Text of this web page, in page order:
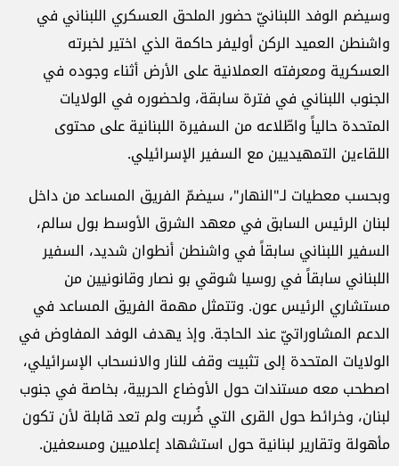
وسيضم الوفد اللبنانيّ حضور الملحق العسكري اللبناني في
واشنطن العميد الركن أوليفر حاكمة الذي اختير لخبرته
العسكرية ومعرفته العملانية على الأرض أثناء وجوده في
الجنوب اللبناني في فترة سابقة، ولحضوره في الولايات
المتحدة حالياً واطّلاعه من السفيرة اللبنانية على محتوى
اللقاءين التمهيديين مع السفير الإسرائيلي.
وبحسب معطيات لـ"النهار"، سيضمّ الفريق المساعد من داخل
لبنان الرئيس السابق في معهد الشرق الأوسط بول سالم،
السفير اللبناني سابقاً في واشنطن أنطوان شديد، السفير
اللبناني سابقاً في روسيا شوقي بو نصار وقانونيين من
مستشاري الرئيس عون. وتتمثل مهمة الفريق المساعد في
الدعم المشاوراتيّ عند الحاجة. وإذ يهدف الوفد المفاوض في
الولايات المتحدة إلى تثبيت وقف للنار والانسحاب الإسرائيلي،
اصطحب معه مستندات حول الأوضاع الحربية، بخاصة في جنوب
لبنان، وخرائط حول القرى التي ضُربت ولم تعد قابلة لأن تكون
مأهولة وتقارير لبنانية حول استشهاد إعلاميين ومسعفين.